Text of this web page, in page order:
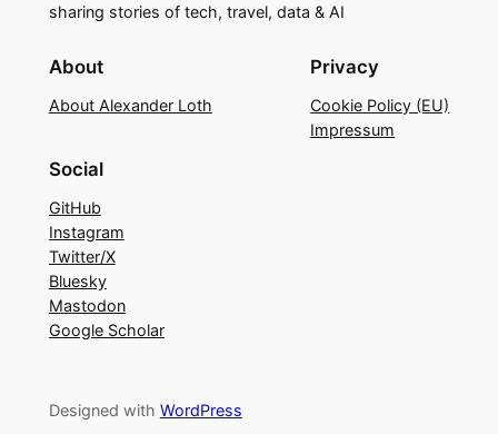
sharing stories of tech, travel, data & AI
About
About Alexander Loth
Privacy
Cookie Policy (EU)
Impressum
Social
GitHub
Instagram
Twitter/X
Bluesky
Mastodon
Google Scholar
Designed with WordPress